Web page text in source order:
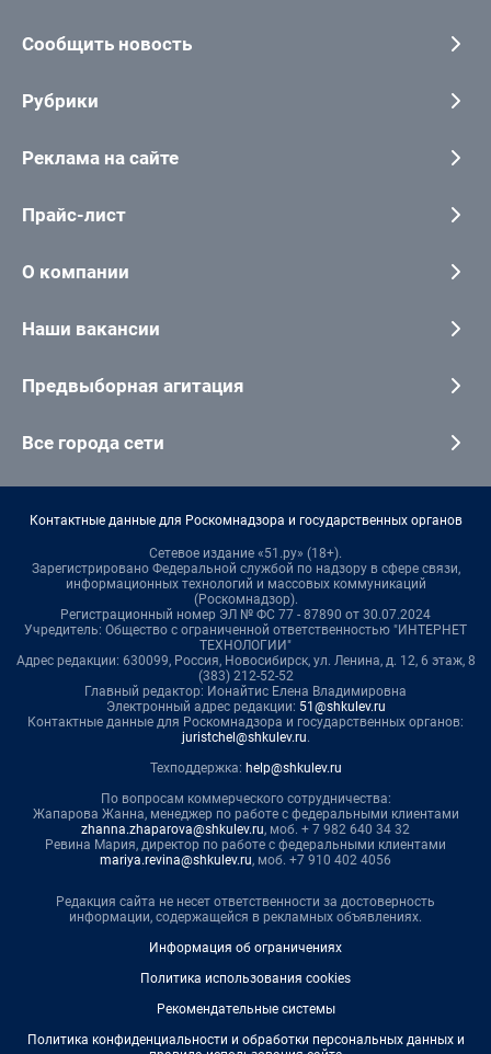
Сообщить новость
Рубрики
Реклама на сайте
Прайс-лист
О компании
Наши вакансии
Предвыборная агитация
Все города сети
Контактные данные для Роскомнадзора и государственных органов
Сетевое издание «51.ру» (18+).
Зарегистрировано Федеральной службой по надзору в сфере связи,
информационных технологий и массовых коммуникаций
(Роскомнадзор).
Регистрационный номер ЭЛ № ФС 77 - 87890 от 30.07.2024
Учредитель: Общество с ограниченной ответственностью "ИНТЕРНЕТ
ТЕХНОЛОГИИ"
Адрес редакции: 630099, Россия, Новосибирск, ул. Ленина, д. 12, 6 этаж, 8
(383) 212-52-52
Главный редактор: Ионайтис Елена Владимировна
Электронный адрес редакции: 51@shkulev.ru
Контактные данные для Роскомнадзора и государственных органов:
juristchel@shkulev.ru.
Техподдержка: help@shkulev.ru
По вопросам коммерческого сотрудничества:
Жапарова Жанна, менеджер по работе с федеральными клиентами
zhanna.zhaparova@shkulev.ru, моб. + 7 982 640 34 32
Ревина Мария, директор по работе с федеральными клиентами
mariya.revina@shkulev.ru, моб. +7 910 402 4056
Редакция сайта не несет ответственности за достоверность
информации, содержащейся в рекламных объявлениях.
Информация об ограничениях
Политика использования cookies
Рекомендательные системы
Политика конфиденциальности и обработки персональных данных и